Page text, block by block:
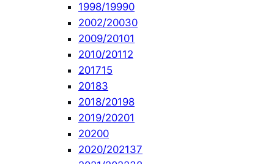
1998/19990
2002/20030
2009/20101
2010/20112
201715
20183
2018/20198
2019/20201
20200
2020/202137